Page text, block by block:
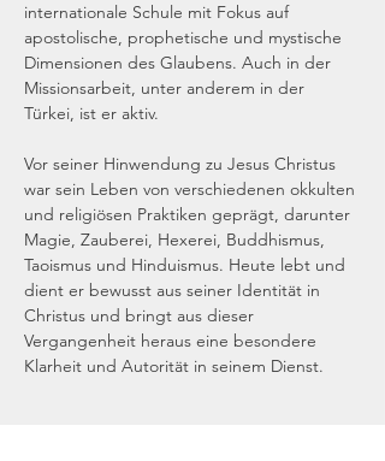
internationale Schule mit Fokus auf
apostolische, prophetische und mystische
Dimensionen des Glaubens. Auch in der
Missionsarbeit, unter anderem in der
Türkei, ist er aktiv.
Vor seiner Hinwendung zu Jesus Christus
war sein Leben von verschiedenen okkulten
und religiösen Praktiken geprägt, darunter
Magie, Zauberei, Hexerei, Buddhismus,
Taoismus und Hinduismus. Heute lebt und
dient er bewusst aus seiner Identität in
Christus und bringt aus dieser
Vergangenheit heraus eine besondere
Klarheit und Autorität in seinem Dienst.